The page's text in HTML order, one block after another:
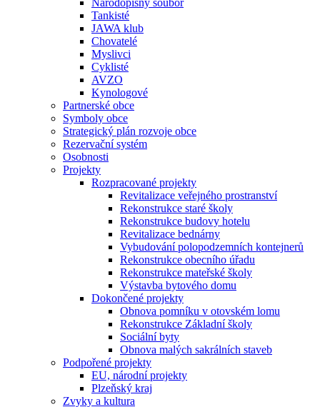
Národopisný soubor
Tankisté
JAWA klub
Chovatelé
Myslivci
Cyklisté
AVZO
Kynologové
Partnerské obce
Symboly obce
Strategický plán rozvoje obce
Rezervační systém
Osobnosti
Projekty
Rozpracované projekty
Revitalizace veřejného prostranství
Rekonstrukce staré školy
Rekonstrukce budovy hotelu
Revitalizace bednárny
Vybudování polopodzemních kontejnerů
Rekonstrukce obecního úřadu
Rekonstrukce mateřské školy
Výstavba bytového domu
Dokončené projekty
Obnova pomníku v otovském lomu
Rekonstrukce Základní školy
Sociální byty
Obnova malých sakrálních staveb
Podpořené projekty
EU, národní projekty
Plzeňský kraj
Zvyky a kultura